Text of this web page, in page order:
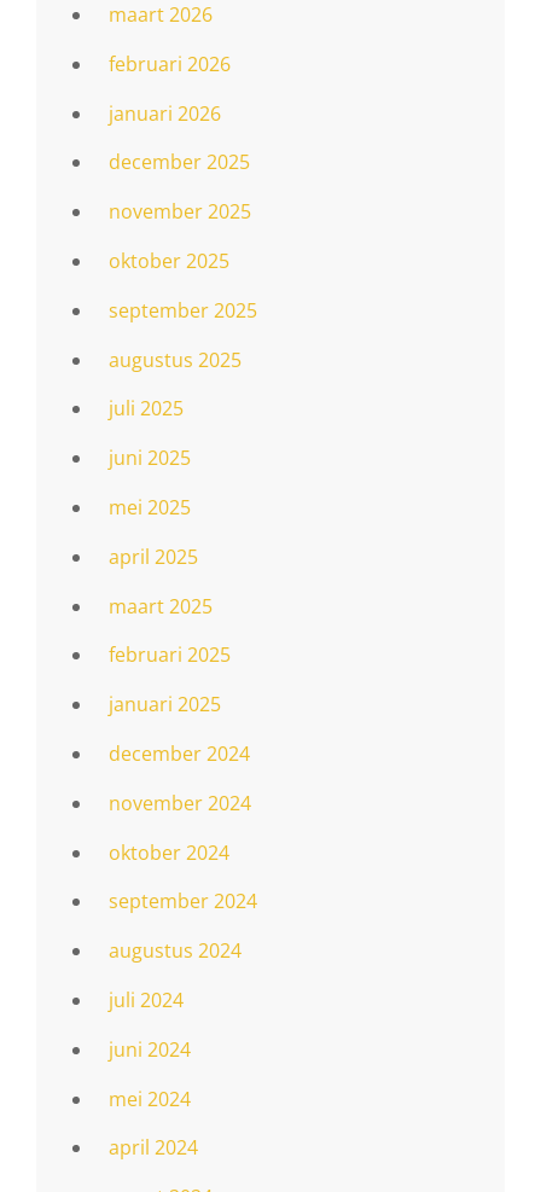
maart 2026
februari 2026
januari 2026
december 2025
november 2025
oktober 2025
september 2025
augustus 2025
juli 2025
juni 2025
mei 2025
april 2025
maart 2025
februari 2025
januari 2025
december 2024
november 2024
oktober 2024
september 2024
augustus 2024
juli 2024
juni 2024
mei 2024
april 2024